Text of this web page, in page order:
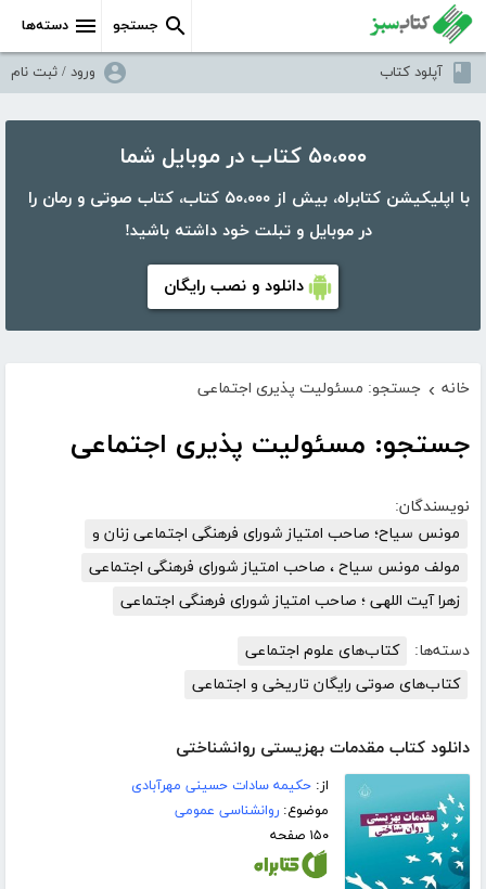
دسته‌ها جستجو
آپلود کتاب ورود / ثبت نام
۵۰،۰۰۰ کتاب در موبایل شما
با اپلیکیشن کتابراه، بیش از ۵۰،۰۰۰ کتاب، کتاب صوتی و رمان را
در موبایل و تبلت خود داشته باشید!
دانلود و نصب رایگان
خانه › جستجو: مسئولیت پذیری اجتماعی
جستجو: مسئولیت پذیری اجتماعی
نویسندگان:
مونس سیاح؛ صاحب امتیاز شورای فرهنگی اجتماعی زنان و
مولف مونس سیاح ، صاحب امتیاز شورای فرهنگی اجتماعی
زهرا آیت اللهی ؛ صاحب امتیاز شورای فرهنگی اجتماعی
دسته‌ها:
کتاب‌های علوم اجتماعی
کتاب‌های صوتی رایگان تاریخی و اجتماعی
دانلود کتاب مقدمات بهزیستی روانشناختی
از:حکیمه سادات حسینی مهرآبادی
موضوع:روانشناسی عمومی
۱۵۰ صفحه